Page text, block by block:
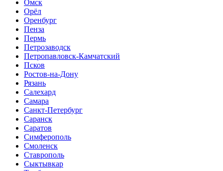
Омск
Орёл
Оренбург
Пенза
Пермь
Петрозаводск
Петропавловск-Камчатский
Псков
Ростов-на-Дону
Рязань
Салехард
Самара
Санкт-Петербург
Саранск
Саратов
Симферополь
Смоленск
Ставрополь
Сыктывкар